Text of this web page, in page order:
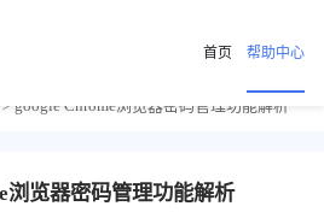
首页 帮助中心
> google Chrome浏览器密码管理功能解析
浏览器密码管理功能解析